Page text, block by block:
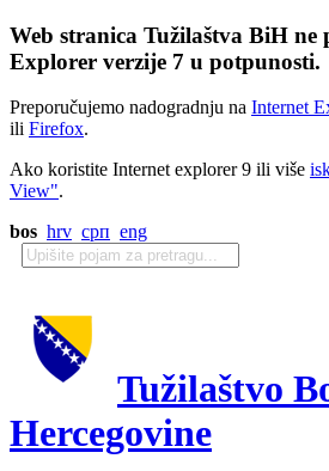
Web stranica Tužilaštva BiH ne
Explorer verzije 7 u potpunosti.
Preporučujemo nadogradnju na Internet
ili Firefox.
Ako koristite Internet explorer 9 ili više
View".
bos hrv срп eng
Tužilaštvo
Hercegovine